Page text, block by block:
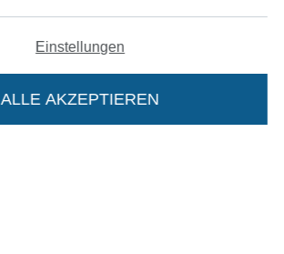
In deinen Warenkorb
AGB
Datenschutz
Widerrufsrecht
Einstellungen
ALLE AKZEPTIEREN